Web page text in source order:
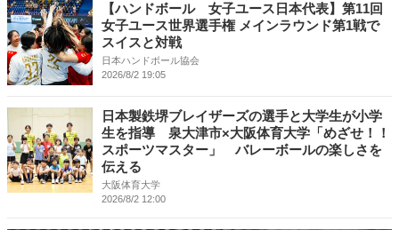
【ハンドボール 女子ユース日本代表】第11回
女子ユース世界選手権 メインラウンド第1戦で
スイスと対戦
日本ハンドボール協会
2026/8/2 19:05
日本製鉄堺ブレイザーズの選手と大学生が小学
生を指導 泉大津市×大阪体育大学「めざせ！！
スポーツマスター」 バレーボールの楽しさを
伝える
大阪体育大学
2026/8/2 12:00